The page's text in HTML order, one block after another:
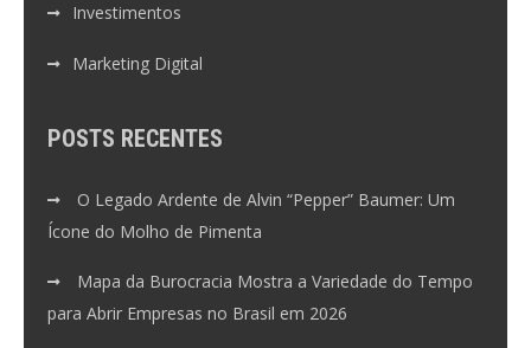
Investimentos
Marketing Digital
POSTS RECENTES
O Legado Ardente de Alvin “Pepper” Baumer: Um
Ícone do Molho de Pimenta
Mapa da Burocracia Mostra a Variedade do Tempo
para Abrir Empresas no Brasil em 2026